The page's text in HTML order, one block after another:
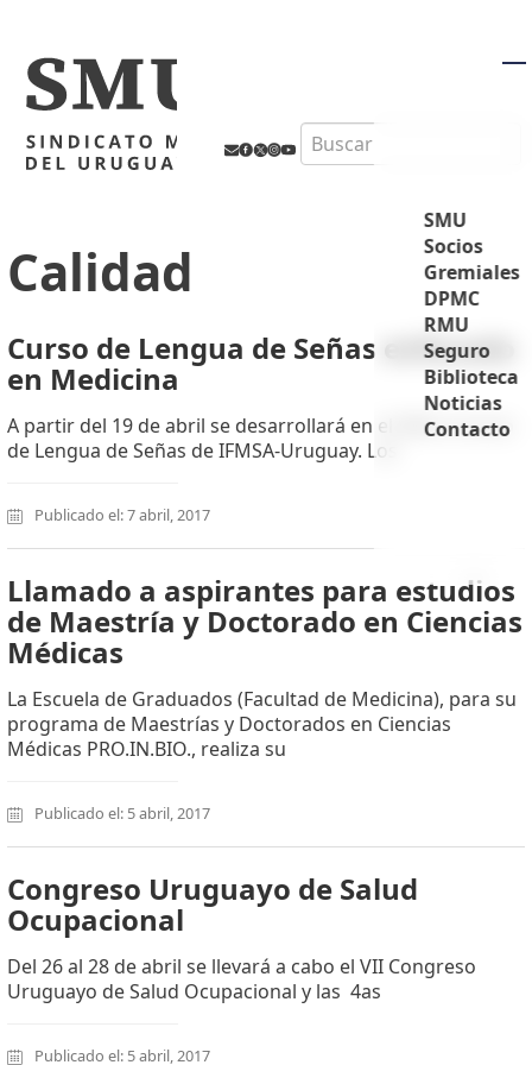
Search
SMU
Socios
Gremiales
DPMC
RMU
Seguro
Biblioteca
Noticias
Contacto
Calidad
Curso de Lengua de Señas enfocado
en Medicina
A partir del 19 de abril se desarrollará en el SMU e Curso
de Lengua de Señas de IFMSA-Uruguay. Los
Publicado el: 7 abril, 2017
Llamado a aspirantes para estudios
de Maestría y Doctorado en Ciencias
Médicas
La Escuela de Graduados (Facultad de Medicina), para su
programa de Maestrías y Doctorados en Ciencias
Médicas PRO.IN.BIO., realiza su
Publicado el: 5 abril, 2017
Congreso Uruguayo de Salud
Ocupacional
Del 26 al 28 de abril se llevará a cabo el VII Congreso
Uruguayo de Salud Ocupacional y las 4as
Publicado el: 5 abril, 2017